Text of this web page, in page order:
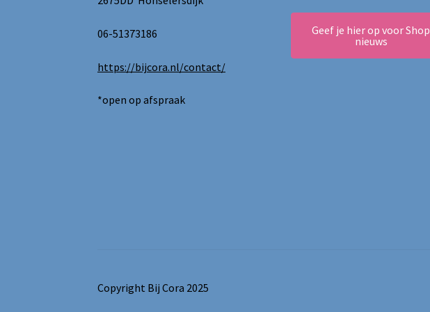
06-51373186
https://bijcora.nl/contact/
*open op afspraak
Geef je hier op voor Shop
nieuws
Copyright Bij Cora 2025